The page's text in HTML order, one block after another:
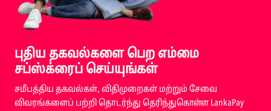
புதிய தகவல்களை பெற எம்மை
சப்ஸ்க்ரைப் செய்யுங்கள்
சமீபத்திய தகவல்கள், விதிமுறைகள் மற்றும் சேவை
விவரங்களைப் பற்றி தொடர்ந்து தெரிந்துகொள்ள LankaPay